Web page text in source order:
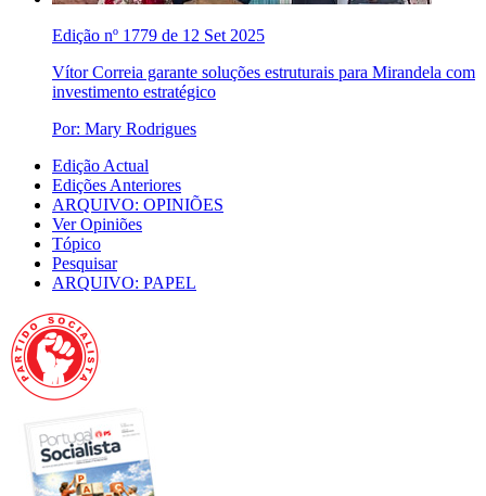
Edição nº 1779 de 12 Set 2025
Vítor Correia garante soluções estruturais para Mirandela com
investimento estratégico
Por: Mary Rodrigues
Edição Actual
Edições Anteriores
ARQUIVO: OPINIÕES
Ver Opiniões
Tópico
Pesquisar
ARQUIVO: PAPEL